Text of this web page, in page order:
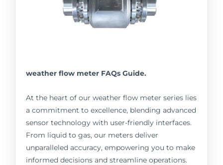
weather flow meter FAQs Guide.
At the heart of our weather flow meter series lies
a commitment to excellence, blending advanced
sensor technology with user-friendly interfaces.
From liquid to gas, our meters deliver
unparalleled accuracy, empowering you to make
informed decisions and streamline operations.